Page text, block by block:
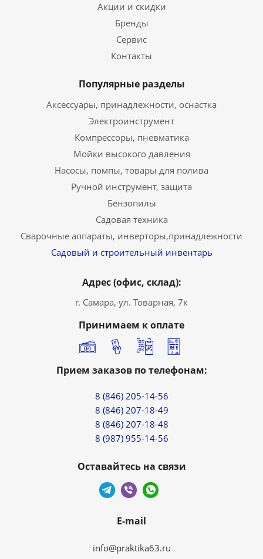
Акции и скидки
Бренды
Сервис
Контакты
Популярные разделы
Аксессуары, принадлежности, оснастка
Электроинструмент
Компрессоры, пневматика
Мойки высокого давления
Насосы, помпы, товары для полива
Ручной инструмент, защита
Бензопилы
Садовая техника
Сварочные аппараты, инверторы,принадлежности
Садовый и строительный инвентарь
Адрес (офис, склад):
г. Самара, ул. Товарная, 7к
Принимаем к оплате
Прием заказов по телефонам:
8 (846) 205-14-56
8 (846) 207-18-49
8 (846) 207-18-48
8 (987) 955-14-56
Оставайтесь на связи
E-mail
info@praktika63.ru